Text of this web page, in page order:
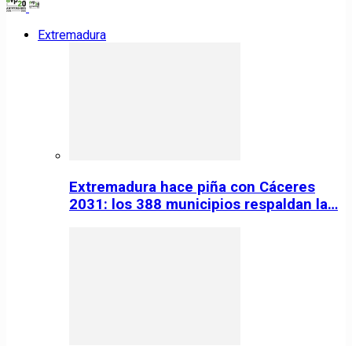
Extremadura
Extremadura hace piña con Cáceres
2031: los 388 municipios respaldan la…